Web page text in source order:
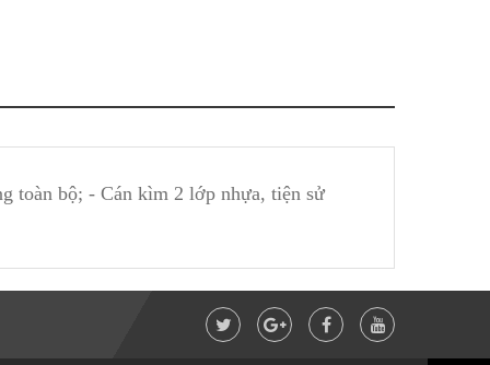
toàn bộ; - Cán kìm 2 lớp nhựa, tiện sử